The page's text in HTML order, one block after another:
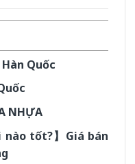
Quốc
NHỰA
nào tốt?】Giá bán